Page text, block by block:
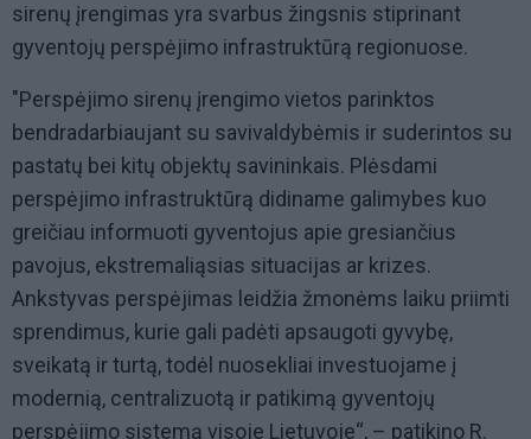
sirenų įrengimas yra svarbus žingsnis stiprinant
gyventojų perspėjimo infrastruktūrą regionuose.
"Perspėjimo sirenų įrengimo vietos parinktos
bendradarbiaujant su savivaldybėmis ir suderintos su
pastatų bei kitų objektų savininkais. Plėsdami
perspėjimo infrastruktūrą didiname galimybes kuo
greičiau informuoti gyventojus apie gresiančius
pavojus, ekstremaliąsias situacijas ar krizes.
Ankstyvas perspėjimas leidžia žmonėms laiku priimti
sprendimus, kurie gali padėti apsaugoti gyvybę,
sveikatą ir turtą, todėl nuosekliai investuojame į
modernią, centralizuotą ir patikimą gyventojų
perspėjimo sistemą visoje Lietuvoje“, – patikino R.